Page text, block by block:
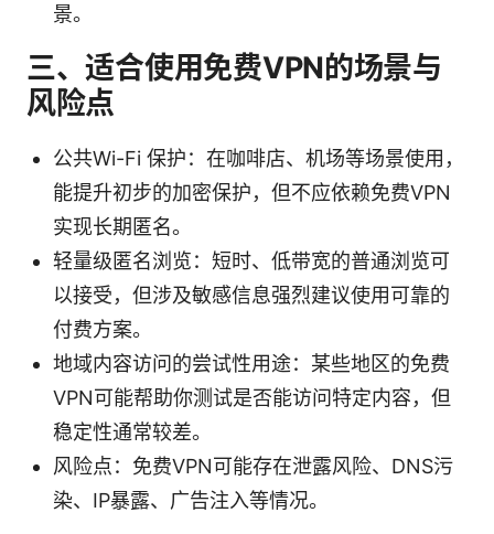
景。
三、适合使用免费VPN的场景与
风险点
公共Wi-Fi 保护：在咖啡店、机场等场景使用，
能提升初步的加密保护，但不应依赖免费VPN
实现长期匿名。
轻量级匿名浏览：短时、低带宽的普通浏览可
以接受，但涉及敏感信息强烈建议使用可靠的
付费方案。
地域内容访问的尝试性用途：某些地区的免费
VPN可能帮助你测试是否能访问特定内容，但
稳定性通常较差。
风险点：免费VPN可能存在泄露风险、DNS污
染、IP暴露、广告注入等情况。